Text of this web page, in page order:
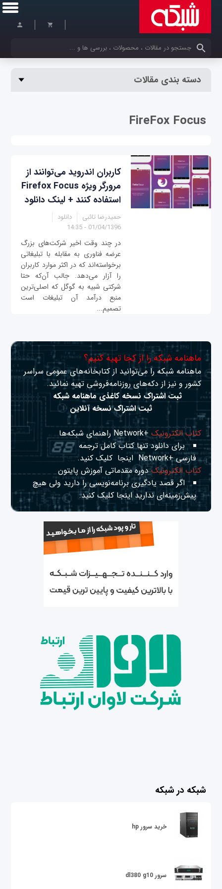
کلمات کلیدی خود را وارد کنید
دسته بندی مقالات
FireFox Focus
کاربران اندروید می‌توانند از
مرورگر ویژه Firefox Focus
استفاده کنند + لینک دانلود
حمیدرضا تائبی
دانلود
01/04/1396 - 14:35
در چند وقت اخیر شرکت‌های بزرگ
عرضه فناوری به مقابله با تبلیغاتی
برخواسته‌اند که در اکثر موارد کاربران
را آزار می‌دهد. جالب آن‌که حتا
شرکتی شبیه به گوگل که اصلی‌ترین
منبع درآمد آن تبلیغات است
تصمیم...
ماهنامه شبکه را از کجا تهیه کنیم؟
ماهنامه شبکه را می‌توانید از کتابخانه‌های عمومی سراسر
کشور و نیز از دکه‌های روزنامه‌فروشی تهیه نمائید.
ثبت اشتراک نسخه کاغذی ماهنامه شبکه
ثبت اشتراک نسخه آنلاین
کتاب الکترونیک+Network راهنمای شبکه‌ها
برای دانلود تنها کتاب کامل ترجمه
فارسی +Network
اینجا کلیک کنید.
کتاب الکترونیکدوره مقدماتی آموزش پایتون
اگر قصد یادگیری برنامه‌نویسی را دارید ولی هیچ
پیش‌زمینه‌ای نداریداینجا کلیک کنید.
شبکه در شبکه
خرید سرور hp
سرور dl380 g10